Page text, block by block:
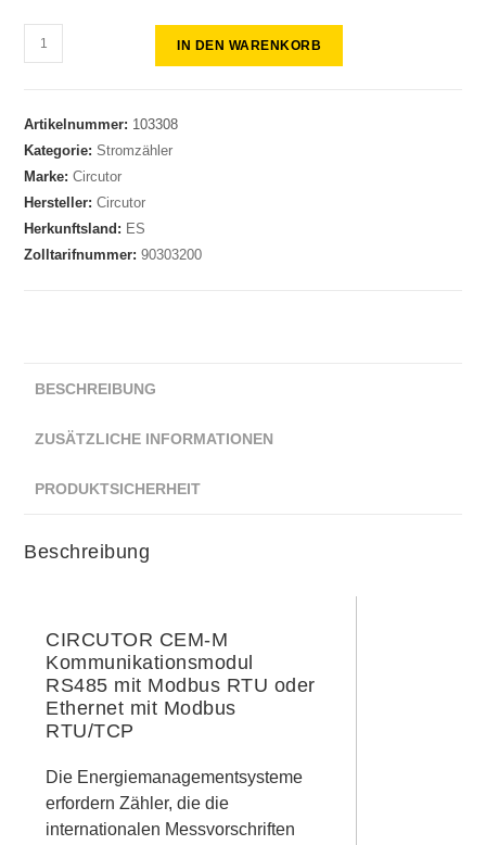
IN DEN WARENKORB
Artikelnummer: 103308
Kategorie:Stromzähler
Marke:Circutor
Hersteller:Circutor
Herkunftsland: ES
Zolltarifnummer:90303200
BESCHREIBUNG
ZUSÄTZLICHE INFORMATIONEN
PRODUKTSICHERHEIT
Beschreibung
CIRCUTOR CEM-M
Kommunikationsmodul
RS485 mit Modbus RTU oder
Ethernet mit Modbus
RTU/TCP
Die Energiemanagementsysteme
erfordern Zähler, die die
internationalen Messvorschriften